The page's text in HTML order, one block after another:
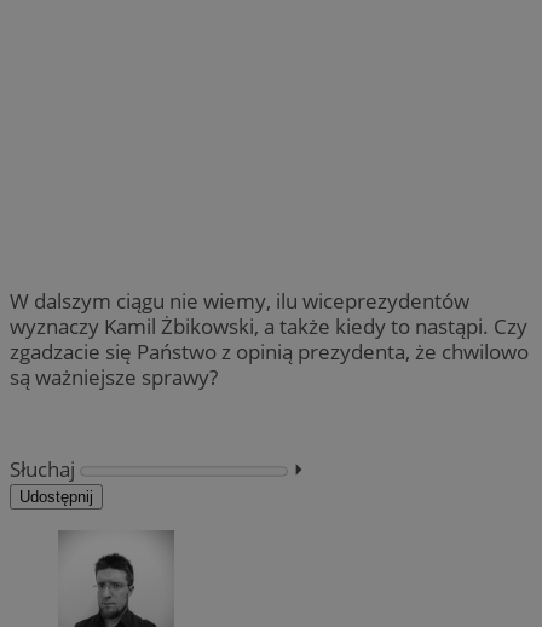
W dalszym ciągu nie wiemy, ilu wiceprezydentów
wyznaczy Kamil Żbikowski, a także kiedy to nastąpi. Czy
zgadzacie się Państwo z opinią prezydenta, że chwilowo
są ważniejsze sprawy?
Słuchaj ⏵︎
Udostępnij